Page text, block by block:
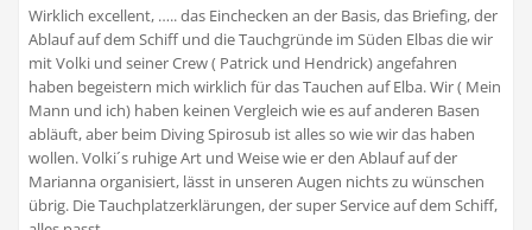
Wirklich excellent, ….. das Einchecken an der Basis, das Briefing, der
Ablauf auf dem Schiff und die Tauchgründe im Süden Elbas die wir
mit Volki und seiner Crew ( Patrick und Hendrick) angefahren
haben begeistern mich wirklich für das Tauchen auf Elba. Wir ( Mein
Mann und ich) haben keinen Vergleich wie es auf anderen Basen
abläuft, aber beim Diving Spirosub ist alles so wie wir das haben
wollen. Volki´s ruhige Art und Weise wie er den Ablauf auf der
Marianna organisiert, lässt in unseren Augen nichts zu wünschen
übrig. Die Tauchplatzerklärungen, der super Service auf dem Schiff,